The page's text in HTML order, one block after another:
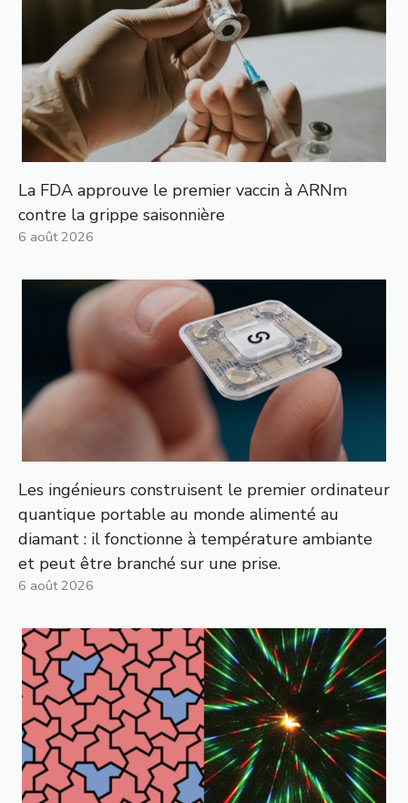
La FDA approuve le premier vaccin à ARNm
contre la grippe saisonnière
6 août 2026
Les ingénieurs construisent le premier ordinateur
quantique portable au monde alimenté au
diamant : il fonctionne à température ambiante
et peut être branché sur une prise.
6 août 2026